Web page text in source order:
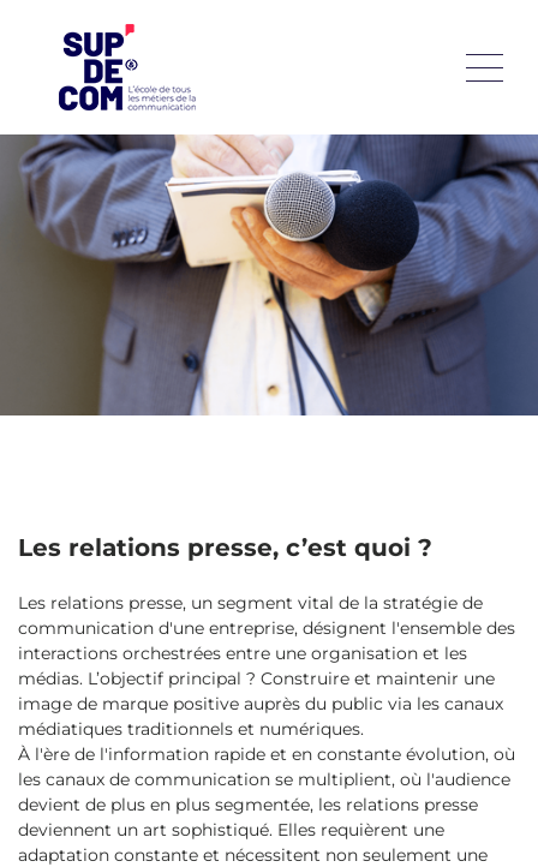
Dans le domaine dynamique de la communication, les
relations presse constituent un pilier central, façonnant
l'image et la réputation des organisations. Le secteur est
particulièrement dynamique et offre de multiples
opportunités professionnelles. Il est toutefois nécessaire de
posséder de solides compétences, qu’il est possible
d’acquérir en suivant une formation spécifique. Maîtriser
les relations presse en alternance est pour cela l’option
idéale ! Entre théorie et pratique professionnelle, ce
dispositif vous prépare à être opérationnel dès l’obtention
de votre diplôme et à faire carrière dans le domaine
passionnant des relations presse.
Les relations presse, c’est quoi ?
Les relations presse, un segment vital de la stratégie de
communication d'une entreprise, désignent l'ensemble des
interactions orchestrées entre une organisation et les
médias. L’objectif principal ? Construire et maintenir une
image de marque positive auprès du public via les canaux
médiatiques traditionnels et numériques.
À l'ère de l'information rapide et en constante évolution, où
les canaux de communication se multiplient, où l'audience
devient de plus en plus segmentée, les relations presse
deviennent un art sophistiqué. Elles requièrent une
adaptation constante et nécessitent non seulement une